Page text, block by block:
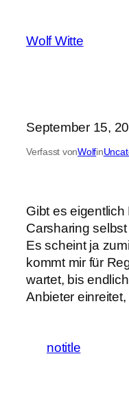
springen
Wolf Witte
September 15,
Verfasst vonWolfin
Gibt es
Carsharing
Es scheint ja
kommt mir für
wartet, bis
Anbieter
notitle